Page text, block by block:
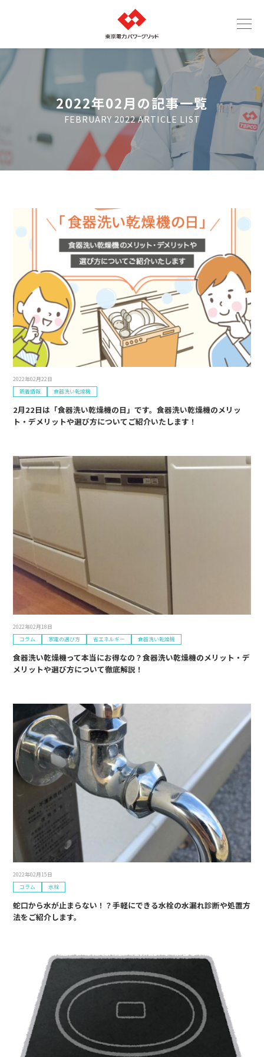
2022年02月の記事一覧
FEBRUARY 2022 ARTICLE LIST
2022年02月22日
新着情報
食器洗い乾燥機
2月22日は「食器洗い乾燥機の日」です。食器洗い乾燥機のメリッ
ト・デメリットや選び方についてご紹介いたします！
2022年02月18日
コラム
家電の選び方 省エネルギー 食器洗い乾燥機
食器洗い乾燥機って本当にお得なの？食器洗い乾燥機のメリット・デ
メリットや選び方について徹底解説！
2022年02月15日
コラム
水栓
蛇口から水が止まらない！？手軽にできる水栓の水漏れ診断や処置方
法をご紹介します。